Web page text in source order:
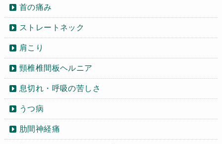
首の痛み
ストレートネック
肩こり
頸椎椎間板ヘルニア
息切れ・呼吸の苦しさ
うつ病
肋間神経痛